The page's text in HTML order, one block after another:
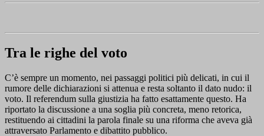
LinkedIn
Tra le righe del voto
C’è sempre un momento, nei passaggi politici più delicati, in cui il
rumore delle dichiarazioni si attenua e resta soltanto il dato nudo: il
voto. Il referendum sulla giustizia ha fatto esattamente questo. Ha
riportato la discussione a una soglia più concreta, meno retorica,
restituendo ai cittadini la parola finale su una riforma che aveva già
attraversato Parlamento e dibattito pubblico.